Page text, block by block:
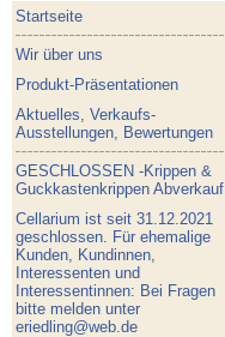
Startseite
Wir über uns
Produkt-Präsentationen
Aktuelles, Verkaufs-
Ausstellungen, Bewertungen
GESCHLOSSEN -Krippen &
Guckkastenkrippen Abverkauf
Cellarium ist seit 31.12.2021
geschlossen. Für ehemalige
Kunden, Kundinnen,
Interessenten und
Interessentinnen: Bei Fragen
bitte melden unter
eriedling@web.de